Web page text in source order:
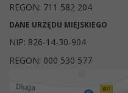
REGON: 711 582 204
DANE URZĘDU MIEJSKIEGO
NIP: 826-14-30-904
REGON: 000 530 577